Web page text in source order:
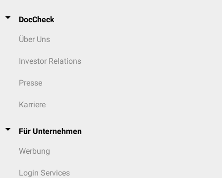
DocCheck
Über Uns
Investor Relations
Presse
Karriere
Für Unternehmen
Werbung
Login Services